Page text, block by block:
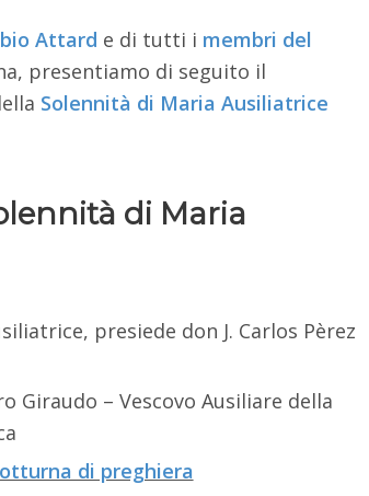
Attard e di tutti i membri del
presentiamo di seguito il
Solennità di Maria Ausiliatrice
di Maria
presiede don J. Carlos Pèrez
Giraudo – Vescovo Ausiliare della
di preghiera